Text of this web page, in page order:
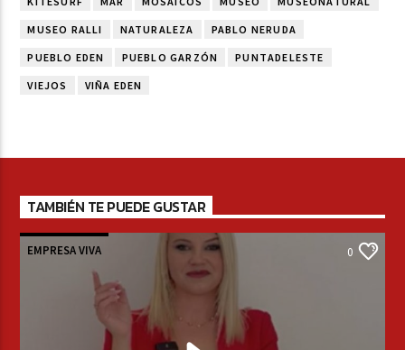
MUSEO RALLI NATURALEZA PABLO NERUDA
PUEBLO EDEN PUEBLO GARZÓN PUNTADELESTE
VIEJOS VIÑA EDEN
TAMBIÉN TE PUEDE GUSTAR
EMPRESA VIVA 0